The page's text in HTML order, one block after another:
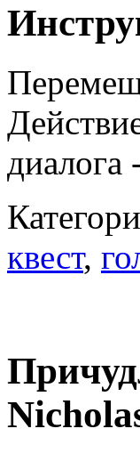
диалога
квест,